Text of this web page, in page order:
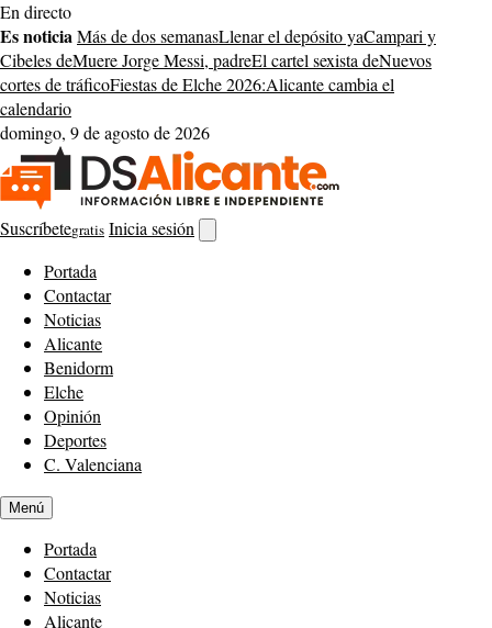
Saltar
al
contenido
En directo
Es noticiaMás de dos semanasLlenar el depósito yaCampari y
Cibeles deMuere Jorge Messi, padreEl cartel sexista deNuevos
cortes de tráficoFiestas de Elche 2026:Alicante cambia el
calendario
domingo, 9 de agosto de 2026
Suscríbetegratis Inicia sesión
buscador
Portada
Contactar
Noticias
Alicante
Benidorm
Elche
Opinión
Deportes
C. Valenciana
Menú
Portada
Contactar
Noticias
Alicante